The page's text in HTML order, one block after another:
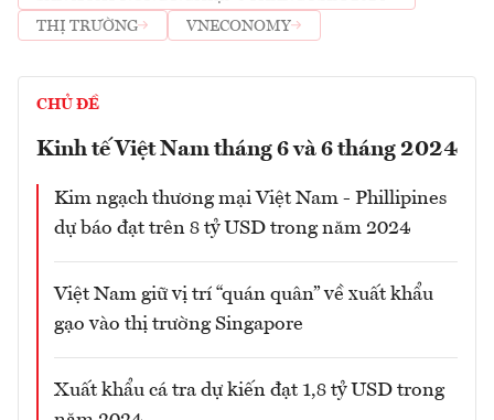
THỊ TRƯỜNG
VNECONOMY
CHỦ ĐỀ
Kinh tế Việt Nam tháng 6 và 6 tháng 2024
Kim ngạch thương mại Việt Nam - Phillipines
dự báo đạt trên 8 tỷ USD trong năm 2024
Việt Nam giữ vị trí “quán quân” về xuất khẩu
gạo vào thị trường Singapore
Xuất khẩu cá tra dự kiến đạt 1,8 tỷ USD trong